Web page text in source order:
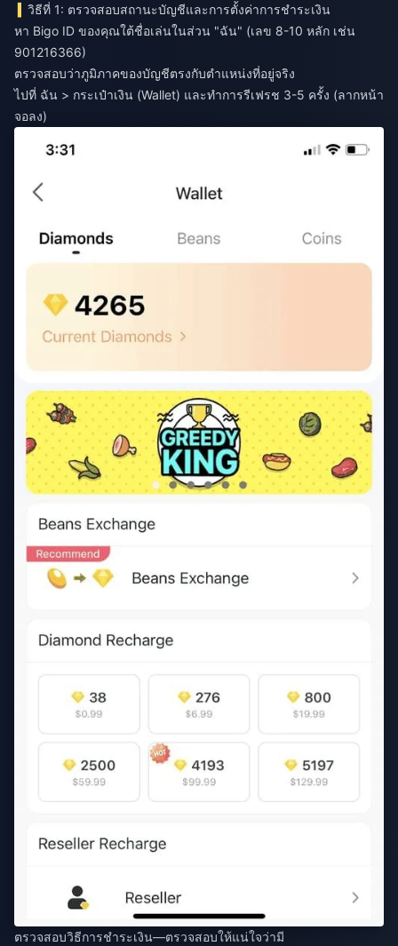
วิธีที่ 1: ตรวจสอบสถานะบัญชีและการตั้งค่าการชำระเงิน
หา Bigo ID ของคุณใต้ชื่อเล่นในส่วน "ฉัน" (เลข 8-10 หลัก เช่น
901216366)
ตรวจสอบว่าภูมิภาคของบัญชีตรงกับตำแหน่งที่อยู่จริง
ไปที่ ฉัน > กระเป๋าเงิน (Wallet) และทำการรีเฟรช 3-5 ครั้ง (ลากหน้า
จอลง)
ตรวจสอบวิธีการชำระเงิน—ตรวจสอบให้แน่ใจว่ามี